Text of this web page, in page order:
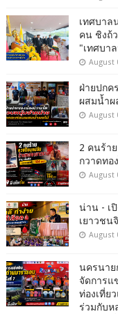
เทศบาล
คน ชิงถ้
"เทศบา
August
ฝ่ายปกค
ผสมน้ำผ
August
2 คนร้า
กวาดทอ
August
น่าน - เ
เยาวชน
August
นครนาย
จัดการแ
ท่องเที่ย
ร่วมกับห